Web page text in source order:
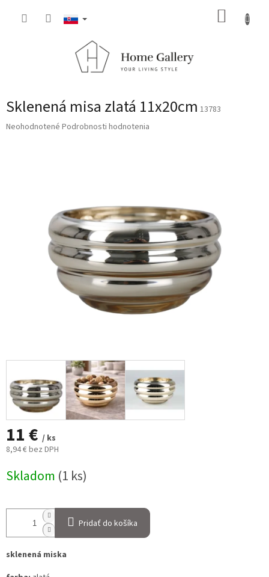
Sklenená misa zlatá 11x20cm 13783
Priemerné
Neohodnotené Podrobnosti hodnotenia
11 € / ks
8,94 € bez DPH
cena:
Skladom (1 ks)
Pridať do košíka
sklenená miska